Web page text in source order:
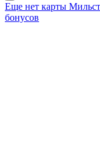
Еще нет карты
бонусов